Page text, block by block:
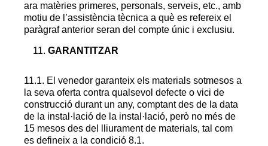
ara matèries primeres, personals, serveis, etc., amb
motiu de l’assistència tècnica a què es refereix el
paràgraf anterior seran del compte únic i exclusiu.
GARANTITZAR
11.1. El venedor garanteix els materials sotmesos a
la seva oferta contra qualsevol defecte o vici de
construcció durant un any, comptant des de la data
de la instal·lació de la instal·lació, però no més de
15 mesos des del lliurament de materials, tal com
es defineix a la condició 8.1.